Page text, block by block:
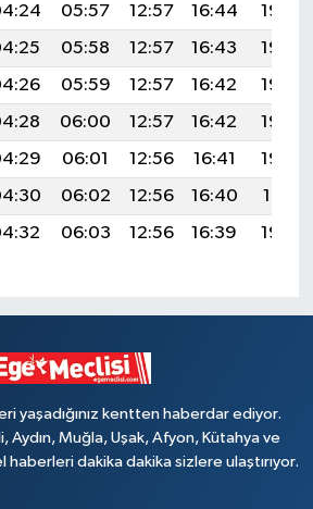
05:57 12:57 16:44
19:48
05:58 12:57 16:43
19:46
05:59 12:57 16:42
19:45
06:00 12:57 16:42
19:44
06:01 12:56 16:41
19:42
06:02 12:56 16:40
19:41
06:03 12:56 16:39 19:39
yaşadığınız kentten haberdar ediyor.
Aydın, Muğla, Uşak, Afyon, Kütahya ve
haberleri dakika dakika sizlere ulaştırıyor.